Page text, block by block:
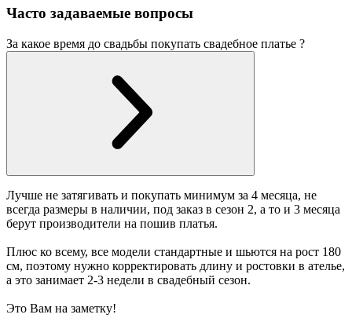
Часто задаваемые вопросы
За какое время до свадьбы покупать свадебное платье ?
Лучше не затягивать и покупать минимум за 4 месяца, не
всегда размеры в наличии, под заказ в сезон 2, а то и 3 месяца
берут производители на пошив платья.
Плюс ко всему, все модели стандартные и шьются на рост 180
см, поэтому нужно корректировать длину и ростовки в ателье,
а это занимает 2-3 недели в свадебный сезон.
Это Вам на заметку!